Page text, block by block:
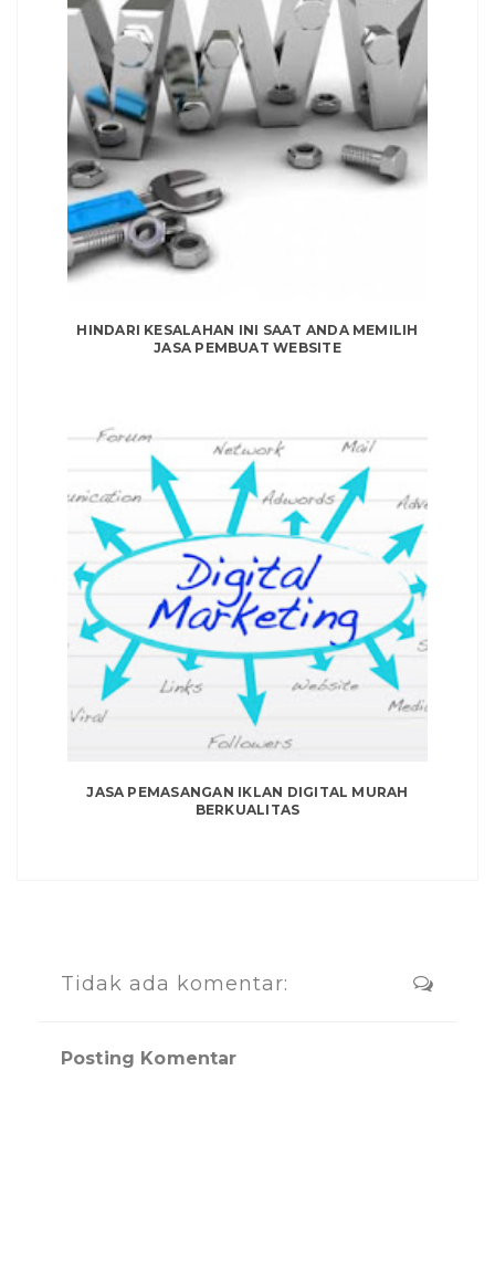
HINDARI KESALAHAN INI SAAT ANDA MEMILIH
JASA PEMBUAT WEBSITE
JASA PEMASANGAN IKLAN DIGITAL MURAH
BERKUALITAS
Tidak ada komentar:
Posting Komentar